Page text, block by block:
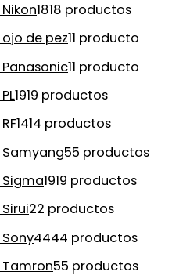
1818 productos
de pez11 producto
11 producto
1919 productos
1414 productos
55 productos
1919 productos
22 productos
4444 productos
55 productos